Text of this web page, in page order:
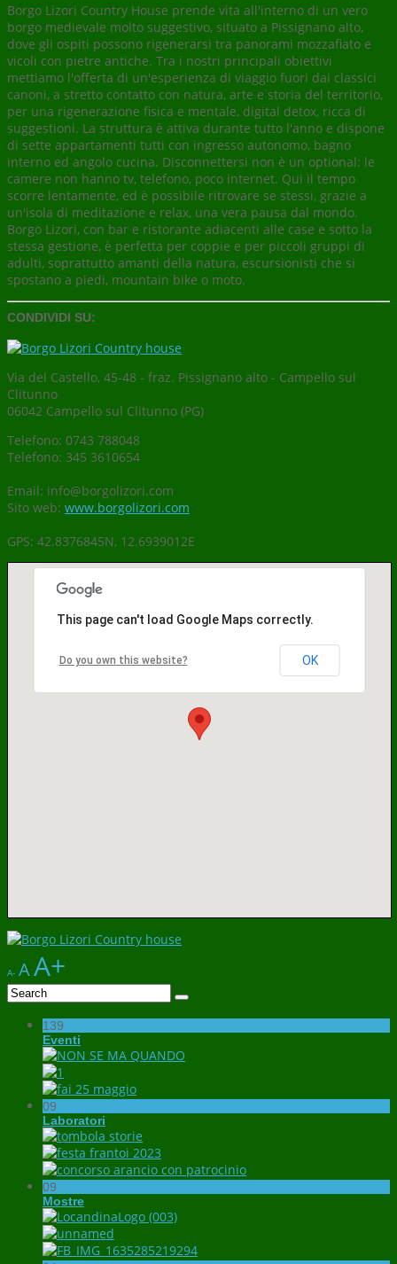
Borgo Lizori Country House prende vita all'interno di un vero
borgo medievale molto suggestivo, situato a Pissignano alto,
dove gli ospiti possono rigenerarsi tra panorami mozzafiato e
vicoli con pietre antiche. Tra i nostri principali obiettivi
mettiamo l'offerta di un'esperienza di viaggio fuori dai classici
canoni, a stretto contatto con natura, arte e storia del territorio,
per una rigenerazione fisica e mentale, digital detox, ricca di
suggestioni. La struttura è attiva durante tutto l'anno e dispone
di sette appartamenti tutti con ingresso autonomo, bagno
interno ed angolo cucina. Disconnettersi non è un optional: le
camere non hanno tv, telefono, poco internet. Qui il tempo
scorre lentamente, ed è possibile ritrovare se stessi, grazie a
un'isola di meditazione e relax, una vera pausa dal mondo.
Borgo Lizori, con bar e ristorante adiacenti alle case e sotto la
stessa gestione, è perfetta per coppie e per piccoli gruppi di
adulti, soprattutto amanti della natura, escursionisti che si
spostano a piedi, mountain bike o moto.
CONDIVIDI SU:
Via del Castello, 45-48 - fraz. Pissignano alto - Campello sul
Clitunno
06042 Campello sul Clitunno (PG)
Telefono: 0743 788048
Telefono: 345 3610654
Email: info@borgolizori.com
Sito web: www.borgolizori.com
GPS: 42.8376845N, 12.6939012E
This page can't load Google Maps correctly.
Do you own this website? OK
A- AA+
139
Eventi
09
Laboratori
09
Mostre